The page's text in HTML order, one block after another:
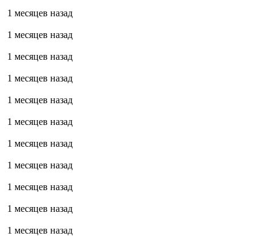
1 месяцев назад
1 месяцев назад
1 месяцев назад
1 месяцев назад
1 месяцев назад
1 месяцев назад
1 месяцев назад
1 месяцев назад
1 месяцев назад
1 месяцев назад
1 месяцев назад